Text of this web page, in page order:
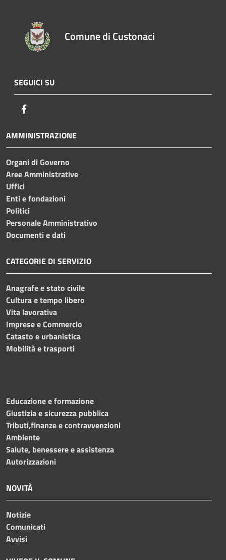
Comune di Custonaci
SEGUICI SU
AMMINISTRAZIONE
Organi di Governo
Aree Amministrative
Uffici
Enti e fondazioni
Politici
Personale Amministrativo
Documenti e dati
CATEGORIE DI SERVIZIO
Anagrafe e stato civile
Cultura e tempo libero
Vita lavorativa
Imprese e Commercio
Catasto e urbanistica
Mobilità e trasporti
Educazione e formazione
Giustizia e sicurezza pubblica
Tributi,finanze e contravvenzioni
Ambiente
Salute, benessere e assistenza
Autorizzazioni
NOVITÀ
Notizie
Comunicati
Avvisi